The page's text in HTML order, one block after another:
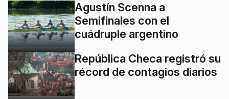
Agustín Scenna a
Semifinales con el
cuádruple argentino
República Checa registró su
récord de contagios diarios